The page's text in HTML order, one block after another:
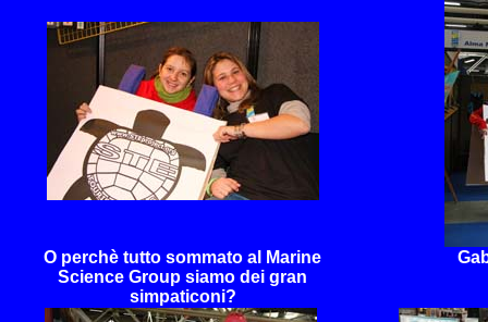
O perchè tutto sommato al Marine
Science Group siamo dei gran
simpaticoni?